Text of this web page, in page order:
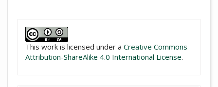
This work is licensed under a Creative Commons
Attribution-ShareAlike 4.0 International License.